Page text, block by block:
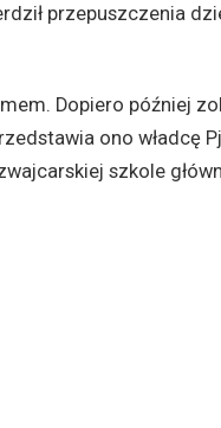
przepuszczenia
Dopiero później
ono władcę
szkole